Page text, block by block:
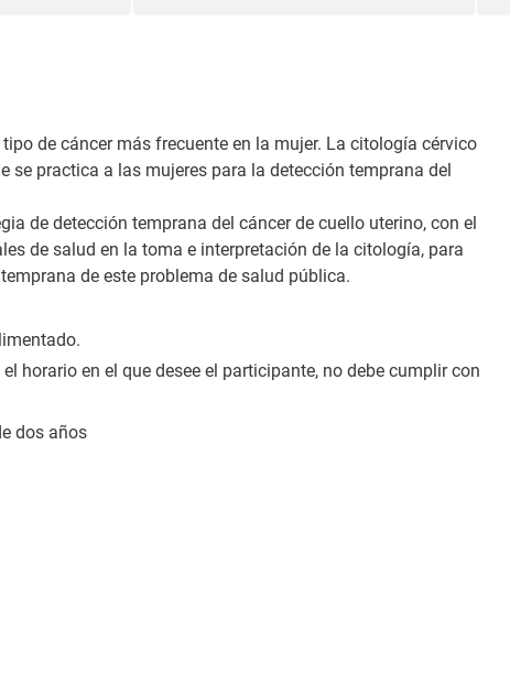
de cáncer más frecuente en la mujer. La citología cérvico
se practica a las mujeres para la detección temprana del
de detección temprana del cáncer de cuello uterino, con el
de salud en la toma e interpretación de la citología, para
de este problema de salud pública.
horario en el que desee el participante, no debe cumplir con
dos años